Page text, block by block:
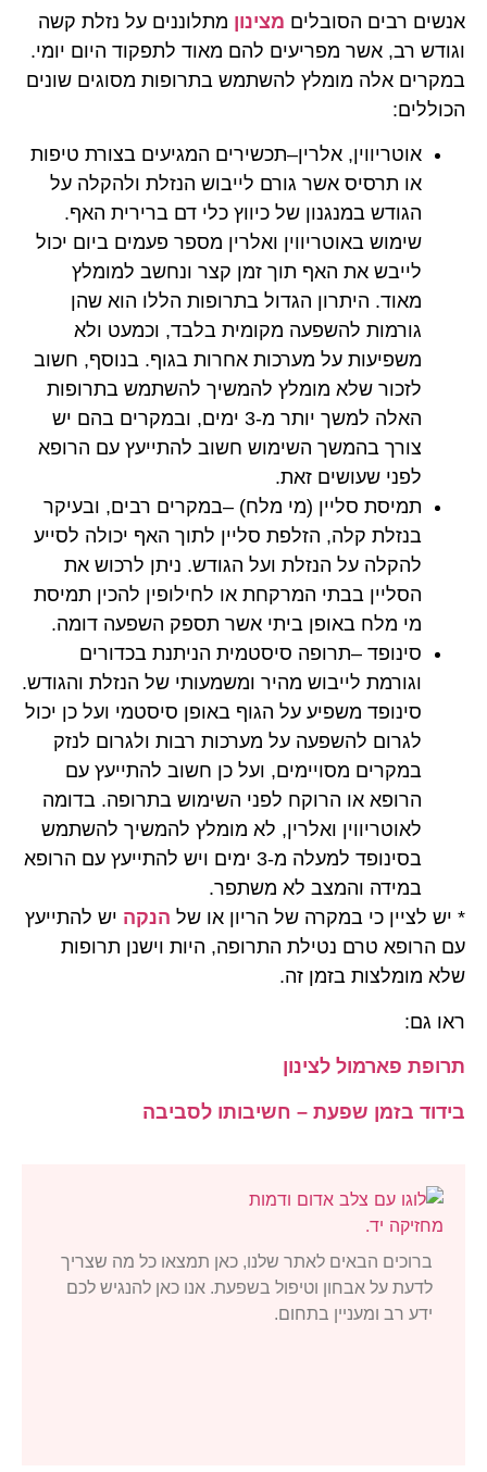
אנשים רבים הסובלים מצינון מתלוננים על נזלת קשה
וגודש רב, אשר מפריעים להם מאוד לתפקוד היום יומי.
במקרים אלה מומלץ להשתמש בתרופות מסוגים שונים
הכוללים:
אוטריווין, אלרין–תכשירים המגיעים בצורת טיפות
או תרסיס אשר גורם לייבוש הנזלת ולהקלה על
הגודש במנגנון של כיווץ כלי דם ברירית האף.
שימוש באוטריווין ואלרין מספר פעמים ביום יכול
לייבש את האף תוך זמן קצר ונחשב למומלץ
מאוד. היתרון הגדול בתרופות הללו הוא שהן
גורמות להשפעה מקומית בלבד, וכמעט ולא
משפיעות על מערכות אחרות בגוף. בנוסף, חשוב
לזכור שלא מומלץ להמשיך להשתמש בתרופות
האלה למשך יותר מ-3 ימים, ובמקרים בהם יש
צורך בהמשך השימוש חשוב להתייעץ עם הרופא
לפני שעושים זאת.
תמיסת סליין (מי מלח) –במקרים רבים, ובעיקר
בנזלת קלה, הזלפת סליין לתוך האף יכולה לסייע
להקלה על הנזלת ועל הגודש. ניתן לרכוש את
הסליין בבתי המרקחת או לחילופין להכין תמיסת
מי מלח באופן ביתי אשר תספק השפעה דומה.
סינופד –תרופה סיסטמית הניתנת בכדורים
וגורמת לייבוש מהיר ומשמעותי של הנזלת והגודש.
סינופד משפיע על הגוף באופן סיסטמי ועל כן יכול
לגרום להשפעה על מערכות רבות ולגרום לנזק
במקרים מסויימים, ועל כן חשוב להתייעץ עם
הרופא או הרוקח לפני השימוש בתרופה. בדומה
לאוטריווין ואלרין, לא מומלץ להמשיך להשתמש
בסינופד למעלה מ-3 ימים ויש להתייעץ עם הרופא
במידה והמצב לא משתפר.
* יש לציין כי במקרה של הריון או של הנקה יש להתייעץ
עם הרופא טרם נטילת התרופה, היות וישנן תרופות
שלא מומלצות בזמן זה.
ראו גם:
תרופת פארמול לצינון
בידוד בזמן שפעת – חשיבותו לסביבה
ברוכים הבאים לאתר שלנו, כאן תמצאו כל מה שצריך
לדעת על אבחון וטיפול בשפעת. אנו כאן להנגיש לכם
ידע רב ומעניין בתחום.